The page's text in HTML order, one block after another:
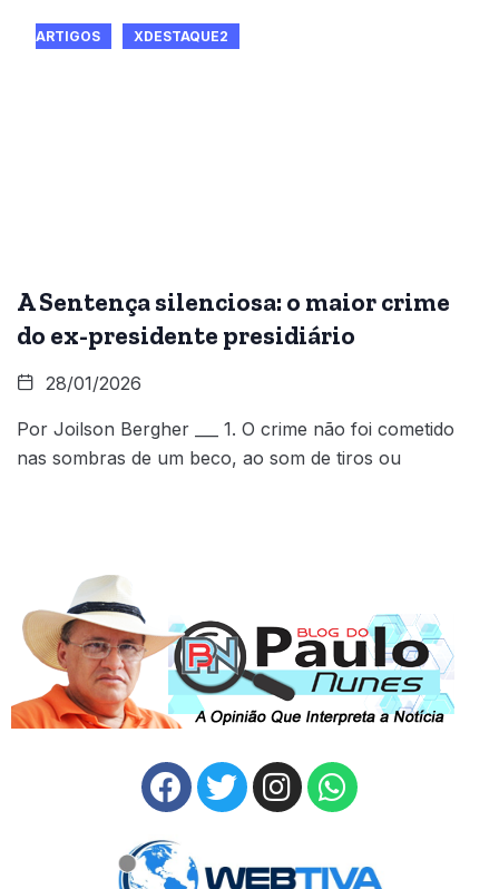
ARTIGOS XDESTAQUE2
A Sentença silenciosa: o maior crime
do ex-presidente presidiário
28/01/2026
Por Joilson Bergher ___ 1. O crime não foi cometido
nas sombras de um beco, ao som de tiros ou